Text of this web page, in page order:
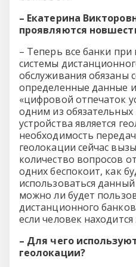
– Екатерина
проявляются
– Теперь все банки
системы
обслуживания обязаны
определенные данные
«цифровой отпечаток
одним из
устройства является
необходимость
геолокации сейчас
количество вопросов
одних беспокоит, как
использоваться
можно ли будет
дистанционного
если человек
– Для чего
геолокации?